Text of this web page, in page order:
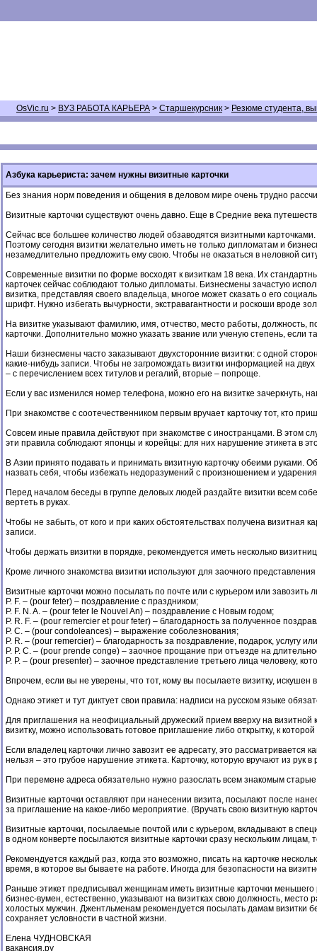
OsVic.ru > ВУЗ РАБОТА КАРЬЕРА > Старшекурсник > Резюме студента,
Азбука карьериста: зачем нужны визитные карточки
Без знания норм поведения и общения в деловом мире очень трудно
Визитные карточки существуют очень давно. Еще в Средние века
Сейчас все большее количество людей обзаводятся визитными
Поэтому сегодня визитки желательно иметь не только дипломатам и
незамедлительно предложить ему свою. Чтобы не оказаться в неловкой
Современные визитки по форме восходят к визиткам 18 века. Их
карточек сейчас соблюдают только дипломаты. Бизнесмены зачастую
визитка, представляя своего владельца, многое может сказать о его
шрифт. Нужно избегать вычурности, экстравагантности и роскоши вроде
На визитке указывают фамилию, имя, отчество, место работы,
карточки. Дополнительно можно указать звание или ученую степень, если
Наши бизнесмены часто заказывают двухсторонние визитки: с одной
какие-нибудь записи. Чтобы не загромождать визитки информацией на
– с перечислением всех титулов и регалий, вторые – попроще.
Если у вас изменился номер телефона, можно его на визитке зачеркнуть,
При знакомстве с соотечественником первым вручает карточку тот, кто
Совсем иные правила действуют при знакомстве с иностранцами. В этом
эти правила соблюдают японцы и корейцы: для них нарушение этикета в
В Азии принято подавать и принимать визитную карточку обеими руками.
назвать себя, чтобы избежать недоразумений с произношением и
Перед началом беседы в группе деловых людей раздайте визитки всем
вертеть в руках.
Чтобы не забыть, от кого и при каких обстоятельствах получена
записи.
Чтобы держать визитки в порядке, рекомендуется иметь несколько
Кроме личного знакомства визитки используют для заочного
Визитные карточки можно посылать по почте или с курьером или
P. F. – (pour feter) – поздравление с праздником;
P. F. N. A. – (pour feter le Nouvel An) – поздравление с Новым годом;
P. R. F. – (pour remercier et pour feter) – благодарность за полученное
P. C. – (pour condoleances) – выражение соболезнования;
P. R. – (pour remercier) – благодарность за поздравление, подарок, услугу
P. P. C. – (pour prende conge) – заочное прощание при отъезде на
P. P. – (pour presenter) – заочное представление третьего лица человеку,
Впрочем, если вы не уверены, что тот, кому вы посылаете визитку,
Однако этикет и тут диктует свои правила: надписи на русском языке
Для приглашения на неофициальный дружеский прием вверху на визитной
визитку, можно использовать готовое приглашение либо открытку, к
Если владелец карточки лично завозит ее адресату, это рассматривается
нельзя – это грубое нарушение этикета. Карточку, которую вручают из рук
При перемене адреса обязательно нужно разослать всем знакомым
Визитные карточки оставляют при нанесении визита, посылают после
за приглашение на какое-либо мероприятие. (Вручать свою визитную
Визитные карточки, посылаемые почтой или с курьером, вкладывают в
в одном конверте посылаются визитные карточки сразу нескольким
Рекомендуется каждый раз, когда это возможно, писать на карточке
время, в которое вы бываете на работе. Иногда для безопасности на
Раньше этикет предписывал женщинам иметь визитные карточки
бизнес-вумен, естественно, указывают на визитках свою должность,
холостых мужчин. Джентльменам рекомендуется посылать дамам визитки
сохраняет условности в частной жизни.
Елена ЧУДНОВСКАЯ
вакансия.ру